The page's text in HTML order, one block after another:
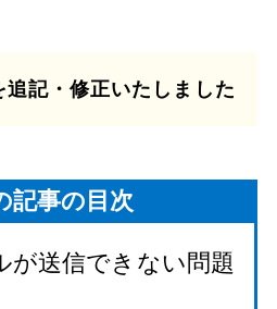
記・修正いたしました
記事の目次
が送信できない問題